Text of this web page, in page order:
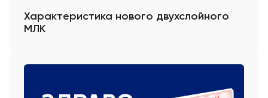
Характеристика нового двухслойного
МЛК